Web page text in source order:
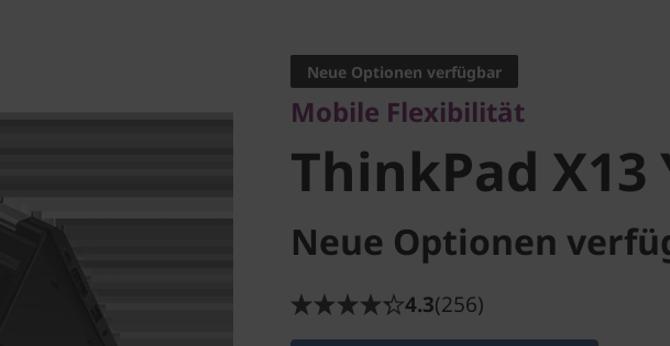
ThinkPad X13
Yoga
Neue Optionen verfügbar
Mobile Flexibilität
ThinkPad X13
Neue Optionen
4.3(256)